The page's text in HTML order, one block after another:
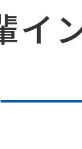
イ